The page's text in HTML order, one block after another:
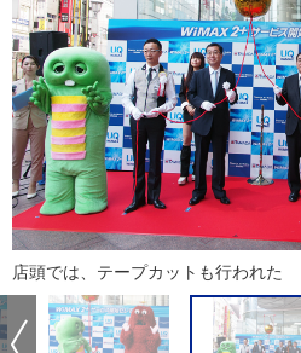
店頭では、テープカットも行われた